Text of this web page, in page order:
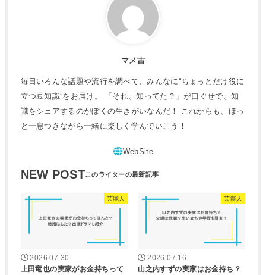
マメ吉
毎日いろんな話題や流行を調べて、みんなに“ちょっとだけ役に
立つ豆知識”をお届け。 「それ、知ってた？」が口ぐせで、知
識をシェアするのがぼくの生きがいなんだ！ これからも、ほっ
と一息つきながら一緒に楽しく学んでいこう！
NEW POST
芸能人
2026.07.30
上田竜也の実家がお金持ちって
芸能人
2026.07.16
山之内すずの実家はお金持ち？